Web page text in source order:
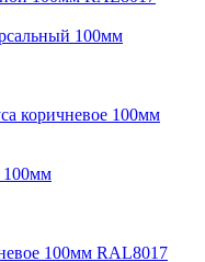
100мм
100мм